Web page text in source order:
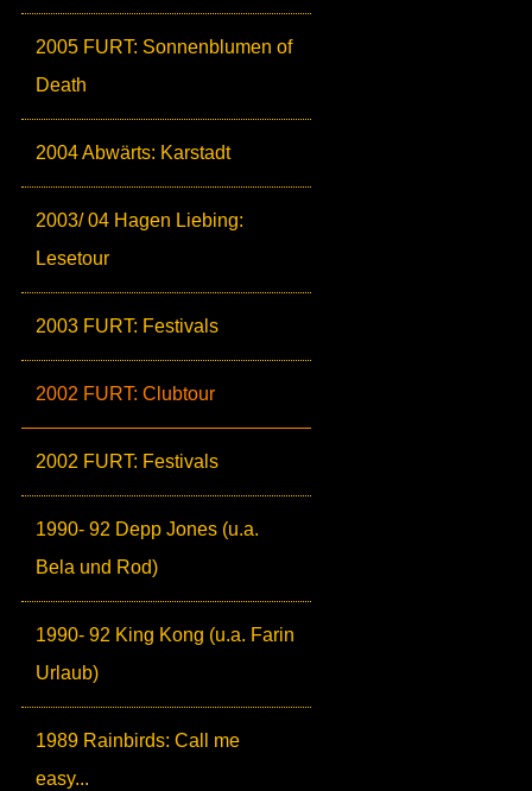
2005 FURT: Sonnenblumen of
Death
2004 Abwärts: Karstadt
2003/ 04 Hagen Liebing:
Lesetour
2003 FURT: Festivals
2002 FURT: Clubtour
2002 FURT: Festivals
1990- 92 Depp Jones (u.a.
Bela und Rod)
1990- 92 King Kong (u.a. Farin
Urlaub)
1989 Rainbirds: Call me
easy...